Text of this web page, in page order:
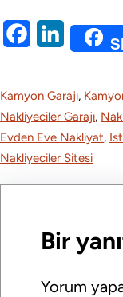
e
b
o
k
e
d
Kamyon Garajı,
Nakliyeciler Garajı,
Evden Eve Nakliyat,
Nakliyeciler Sitesi
Bir
Yorum